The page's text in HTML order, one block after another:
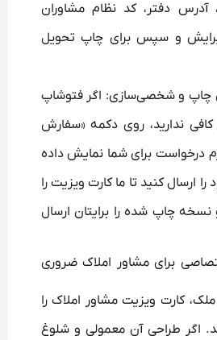
آدرس دفتر، کد نظام مشاوران
و سپس برای چاپ تحویل
و شخصی‌سازی: اگر فتوشاپ
کافی ندارید، روی دکمه «سفارش
درخواست برای شما نمایش داده
ارسال کنید تا ما کارت ویزیت را
چاپ شده را برایتان ارسال
برای مشاور املاک ضروری
کارت ویزیت مشاور املاک را
اگر طراحی آن معمولی و شلوغ